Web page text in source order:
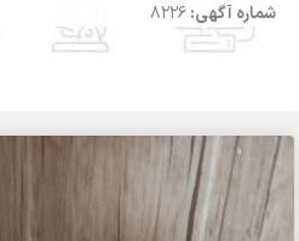
شماره آگهی:8226